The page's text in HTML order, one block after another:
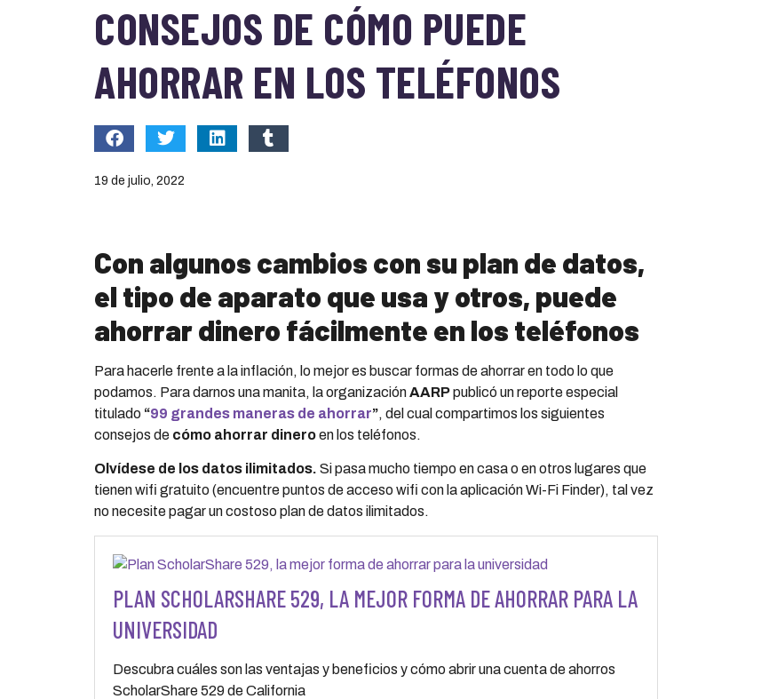
CONSEJOS DE CÓMO PUEDE
AHORRAR EN LOS TELÉFONOS
19 de julio, 2022
Con algunos cambios con su plan de datos,
el tipo de aparato que usa y otros, puede
ahorrar dinero fácilmente en los teléfonos
Para hacerle frente a la inflación, lo mejor es buscar formas de ahorrar en todo lo que
podamos. Para darnos una manita, la organizaciónAARPpublicó un reporte especial
titulado “99 grandes maneras de ahorrar”, del cual compartimos los siguientes
consejos de cómo ahorrar dineroen los teléfonos.
Olvídese de los datos ilimitados. Si pasa mucho tiempo en casa o en otros lugares que
tienen wifi gratuito (encuentre puntos de acceso wifi con la aplicación Wi-Fi Finder), tal vez
no necesite pagar un costoso plan de datos ilimitados.
PLAN SCHOLARSHARE 529, LA MEJOR FORMA DE AHORRAR PARA LA
UNIVERSIDAD
Descubra cuáles son las ventajas y beneficios y cómo abrir una cuenta de ahorros
ScholarShare 529 de California